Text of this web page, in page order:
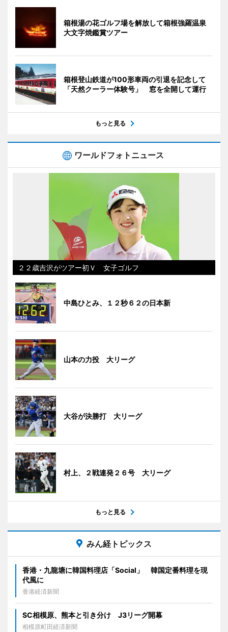
箱根湯の花ゴルフ場を解放して箱根強羅温泉
大文字焼鑑賞ツアー
箱根登山鉄道が100形車両の引退を記念して
「天然クーラー体験号」 窓を全開して運行
もっと見る
ワールドフォトニュース
２２歳吉沢がツアー初Ｖ 女子ゴルフ
中島ひとみ、１２秒６２の日本新
山本の力投 大リーグ
大谷が決勝打 大リーグ
村上、２戦連発２６号 大リーグ
もっと見る
みん経トピックス
香港・九龍塘に韓国料理店「Social」 韓国定番料理を現
代風に
香港経済新聞
SC相模原、熊本と引き分け J3リーグ開幕
相模原町田経済新聞